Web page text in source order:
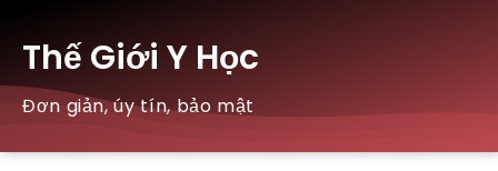
Thế Giới Y Học
Đơn giản, úy tín, bảo mật